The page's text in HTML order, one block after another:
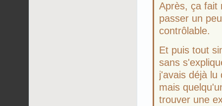
Après, ça fait
passer un
contrôlable.
Et puis tout
sans
j'avais déjà lu
mais
trouver une